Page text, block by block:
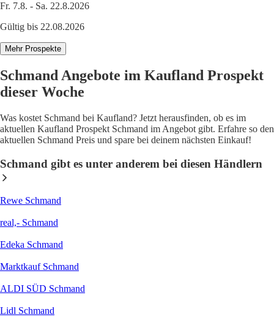
Fr. 7.8. - Sa. 22.8.2026
Gültig bis 22.08.2026
Mehr Prospekte
Schmand Angebote im Kaufland Prospekt
dieser Woche
Was kostet Schmand bei Kaufland? Jetzt herausfinden, ob es im
aktuellen Kaufland Prospekt Schmand im Angebot gibt. Erfahre so den
aktuellen Schmand Preis und spare bei deinem nächsten Einkauf!
Schmand gibt es unter anderem bei diesen Händlern
Rewe Schmand
real,- Schmand
Edeka Schmand
Marktkauf Schmand
ALDI SÜD Schmand
Lidl Schmand